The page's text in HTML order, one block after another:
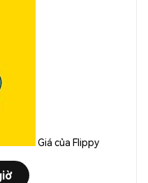
Giá của Flippy